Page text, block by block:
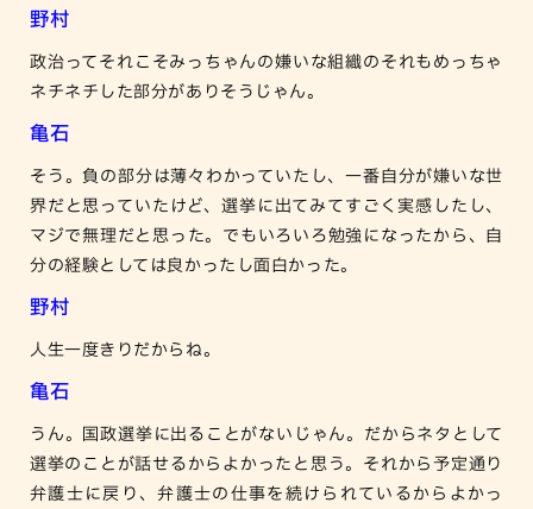
野村
政治ってそれこそみっちゃんの嫌いな組織のそれもめっちゃ
ネチネチした部分がありそうじゃん。
亀石
そう。負の部分は薄々わかっていたし、一番自分が嫌いな世
界だと思っていたけど、選挙に出てみてすごく実感したし、
マジで無理だと思った。でもいろいろ勉強になったから、自
分の経験としては良かったし面白かった。
野村
人生一度きりだからね。
亀石
うん。国政選挙に出ることがないじゃん。だからネタとして
選挙のことが話せるからよかったと思う。それから予定通り
弁護士に戻り、弁護士の仕事を続けられているからよかっ